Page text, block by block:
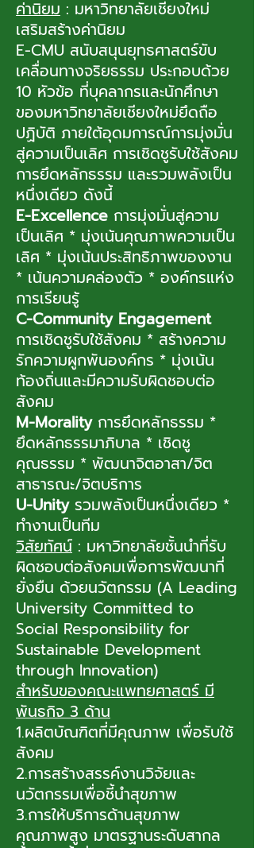
website :
https://web.med.cmu.ac.th/index.p
hp/th/​
ค่านิยม : มหาวิทยาลัยเชียงใหม่
เสริมสร้างค่านิยม
E-CMU สนับสนุนยุทธศาสตร์ขับ
เคลื่อนทางจริยธรรม ประกอบด้วย
10 หัวข้อ ที่บุคลากรและนักศึกษา
ของมหาวิทยาลัยเชียงใหม่ยึดถือ
ปฏิบัติ ภายใต้อุดมการณ์การมุ่งมั่น
สู่ความเป็นเลิศ การเชิดชูรับใช้สังคม
การยึดหลักธรรม และรวมพลังเป็น
หนึ่งเดียว ดังนี้
E-Excellence การมุ่งมั่นสู่ความ
เป็นเลิศ * มุ่งเน้นคุณภาพความเป็น
เลิศ * มุ่งเน้นประสิทธิภาพของงาน
* เน้นความคล่องตัว * องค์กรแห่ง
การเรียนรู้
C-Community Engagement
การเชิดชูรับใช้สังคม * สร้างความ
รักความผูกพันองค์กร * มุ่งเน้น
ท้องถิ่นและมีความรับผิดชอบต่อ
สังคม
M-Moralityการยึดหลักธรรม *
ยึดหลักธรรมาภิบาล * เชิดชู
คุณธรรม * พัฒนาจิตอาสา/จิต
สาธารณะ/จิตบริการ
U-Unityรวมพลังเป็นหนึ่งเดียว *
ทำงานเป็นทีม
วิสัยทัศน์ : มหาวิทยาลัยชั้นนำที่รับ
ผิดชอบต่อสังคมเพื่อการพัฒนาที่
ยั่งยืน ด้วยนวัตกรรม (A Leading
University Committed to
Social Responsibility for
Sustainable Development
through Innovation)
สำหรับของคณะแพทยศาสตร์ มี
พันธกิจ 3 ด้าน
1.ผลิตบัณฑิตที่มีคุณภาพ เพื่อรับใช้
สังคม
2.การสร้างสรรค์งานวิจัยและ
นวัตกรรมเพื่อชี้นำสุขภาพ
3.การให้บริการด้านสุขภาพ
คุณภาพสูง มาตรฐานระดับสากล